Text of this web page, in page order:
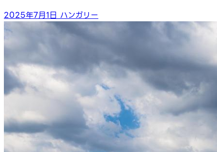
2025年7月1日 ハンガリー